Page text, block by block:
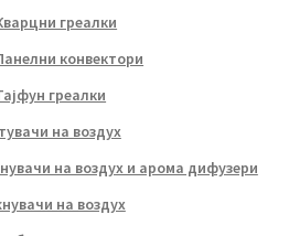
греалки
конвектори
греалки
на воздух
на воздух и арома дифузери
на воздух